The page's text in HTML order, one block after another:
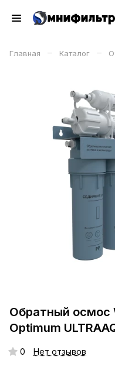
Главная – Каталог –
Обратный осмос
Optimum
0 Нет отзывов